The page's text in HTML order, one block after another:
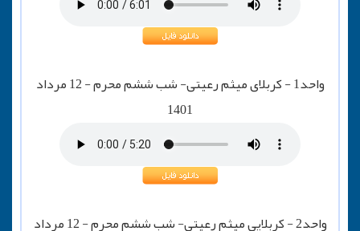
واحد1 - کربلای میثم رعیتی- شب ششم محرم - 12 مرداد
1401
واحد2 - کربلایی میثم رعیتی- شب ششم محرم - 12 مرداد